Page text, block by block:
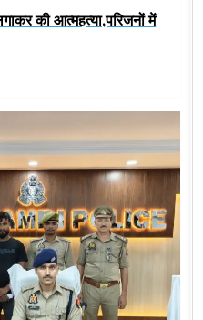
की आत्महत्या,परिजनों में